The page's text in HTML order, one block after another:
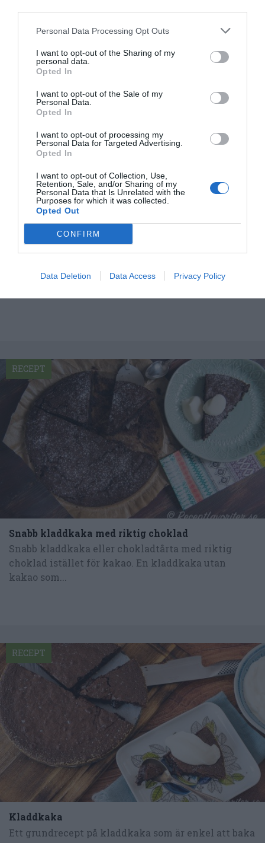
Personal Data Processing Opt Outs
I want to opt-out of the Sharing of my
personal data.
Opted In
I want to opt-out of the Sale of my
Personal Data.
Opted In
I want to opt-out of processing my
Personal Data for Targeted Advertising.
Opted In
I want to opt-out of Collection, Use,
Retention, Sale, and/or Sharing of my
Personal Data that Is Unrelated with the
Purposes for which it was collected.
Opted Out
CONFIRM
Data Deletion Data Access Privacy Policy
Tillbehör och liknande:
Kladdkaka i kastrull
Enklare kan det inte bli att baka kladdkaka. En
Snabb kladdkaka med riktig choklad
Snabb kladdkaka eller chokladtårta med riktig
choklad istället för kakao. En kladdkaka utan
kakao som...
RECEPT
Kladdkaka
Ett grundrecept på kladdkaka som är enkel att baka
RECEPT